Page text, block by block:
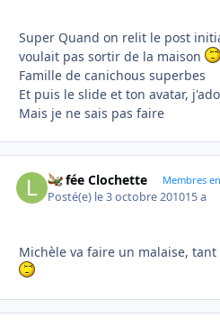
Super Quand on relit le post
voulait pas sortir de la maison
Famille de canichous superbes
Et puis le slide et ton avatar,
Mais je ne sais pas faire
La fée Clochette Membres
Posté(e) le 3 octobre 201015 a
Michèle va faire un malaise,